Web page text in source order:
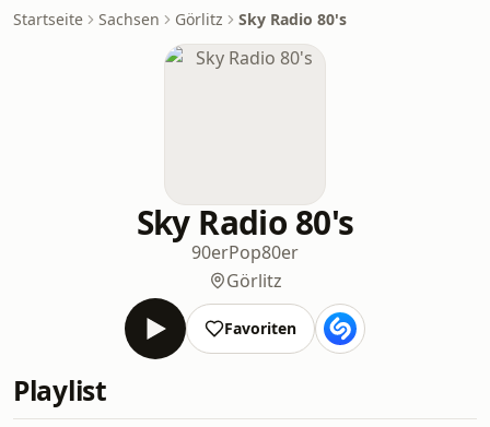
Startseite Sachsen Görlitz Sky Radio 80's
Sky Radio 80's
90erPop80er
Görlitz
Favoriten
Playlist